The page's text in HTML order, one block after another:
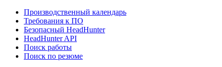
Производственный календарь
Требования к ПО
Безопасный HeadHunter
HeadHunter API
Поиск работы
Поиск по резюме